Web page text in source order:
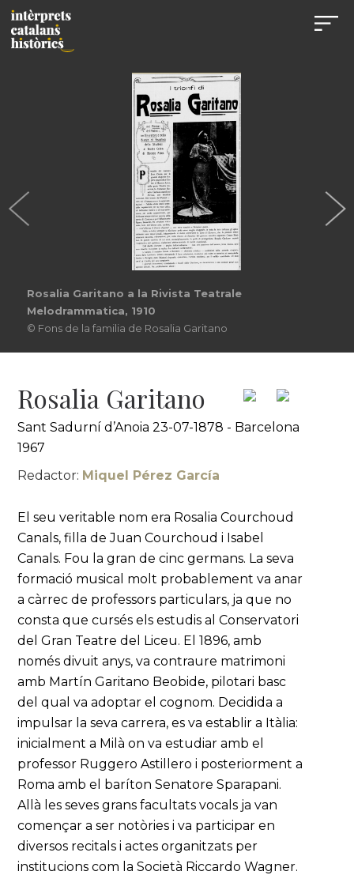
Rosalia Garitano a la Rivista Teatrale
Melodrammatica, 1910
© Fons de la familia de Rosalia Garitano
Rosalia Garitano
Sant Sadurní d’Anoia 23-07-1878 - Barcelona
1967
Redactor: Miquel Pérez García
El seu veritable nom era Rosalia Courchoud
Canals, filla de Juan Courchoud i Isabel
Canals. Fou la gran de cinc germans. La seva
formació musical molt probablement va anar
a càrrec de professors particulars, ja que no
consta que cursés els estudis al Conservatori
del Gran Teatre del Liceu. El 1896, amb
només divuit anys, va contraure matrimoni
amb Martín Garitano Beobide, pilotari basc
del qual va adoptar el cognom. Decidida a
impulsar la seva carrera, es va establir a Itàlia:
inicialment a Milà on va estudiar amb el
professor Ruggero Astillero i posteriorment a
Roma amb el baríton Senatore Sparapani.
Allà les seves grans facultats vocals ja van
començar a ser notòries i va participar en
diversos recitals i actes organitzats per
institucions com la Società Riccardo Wagner.